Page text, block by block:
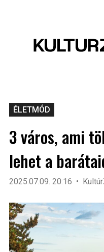
ÉLETMÓD
3 város, ami
lehet a
2025.07.09. 20:16